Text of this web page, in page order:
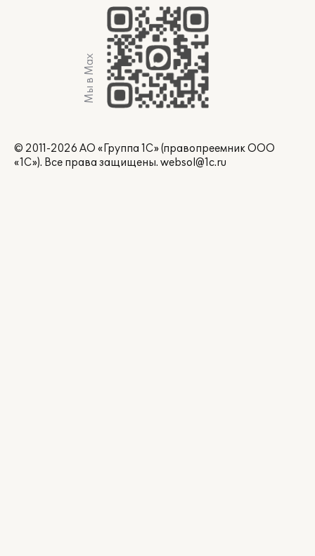
Мы в Max
© 2011-2026 АО «Группа 1С» (правопреемник ООО
«1С»). Все права защищены. websol@1c.ru